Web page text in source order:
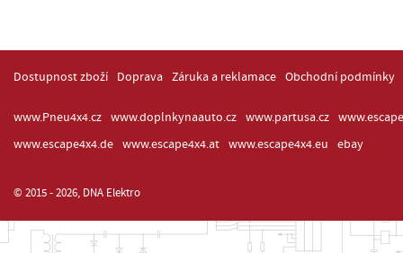
Dostupnost zboží Doprava Záruka a reklamace Obchodní podmínky
www.Pneu4x4.cz www.doplnkynaauto.cz www.partusa.cz
www.escape4x4.de
www.escape4x4.at www.escape4x4.eu ebay
© 2015 - 2026, DNA Elektro